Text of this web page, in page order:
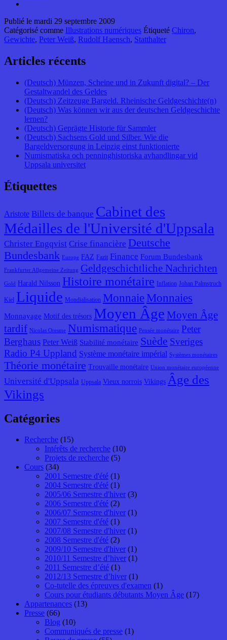
Publié le mardi 29 septembre 2009
Catégorisé comme Illustrations numériques Étiqueté Chiron,
Gewichte, Peter Weiß, Rudolf Haensch, Statthalter
Articles récents
(Deutsch) Münzen, Scheine und in Zukunft digital? – Der
Gestaltwandel des Geldes
(Deutsch) Zeitzeuge Bargeld. Rheinische Geldgeschichte(n)
(Deutsch) Was können wir aus der deutschen Geldgeschichte
lernen?
(Deutsch) Geprägte Historie für Sammler
(Deutsch) Sachsens Gold und Silber. Wie die
Bargeldversorgung in Leipzig einst funktionierte
Numismatiska och penninghistoriska avhandlingar vid
Uppsala universitet
Étiquettes
Aristote Billets de banque Cabinet des
Médailles de l'Université d'Uppsala
Christer Engqvist Crise financière Deutsche
Bundesbank
Europe FAZ Fazit Finance Forum Bundesbank
Frankfurter Allgemeine Zeitung Geldgeschichtliche Nachrichten
Gold Harald Nilsson Histoire monétaire Inflation Johan Palmstruch
Kiel Liquide Mondialisation Monnaie Monnaies
Monnayage Motif des trésors Moyen Âge Moyen Âge
tardif Nicolas Oresme Numismatique Pensée monétaire Peter
Berghaus Peter Weiß Stabilité monétaire Suède Sveriges
Radio P4 Uppland Système monétaire impérial Systèmes monétaires
Théorie monétaire Trouvaille monétaire Union monétaire européenne
Université d'Uppsala Uppsala Vieux norrois Vikings Âge des
Vikings
Catégories
Recherche (15)
Intérêts de recherche (10)
Projets de recherche (5)
Cours (34)
2001 Semestre d'été (1)
2004 Semestre d'été (1)
2005/06 Semestre d'hiver (3)
2006 Semestre d'été (2)
2006/07 Semestre d'hiver (1)
2007 Semestre d'été (1)
2007/08 Semestre d'hiver (1)
2008 Semestre d'été (2)
2009/10 Semestre d'hiver (1)
2010/11 Semestre d’hiver (1)
2011 Semestre d’été (1)
2012/13 Semestre d’hiver (1)
Co-tutelle des épreuves d'examen (1)
Cours pour étudiants débutants Moyen Âge (17)
Appartenances (13)
Presse (66)
Blog (10)
Communiqués de presse (1)